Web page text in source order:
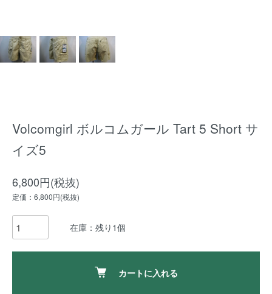
Volcomgirl ボルコムガール Tart 5 Short サ
イズ5
6,800円(税抜)
定価：6,800円(税抜)
在庫：残り1個
カートに入れる